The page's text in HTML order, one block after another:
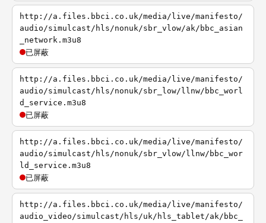
http://a.files.bbci.co.uk/media/live/manifesto/
audio/simulcast/hls/nonuk/sbr_vlow/ak/bbc_asian
_network.m3u8
已屏蔽
http://a.files.bbci.co.uk/media/live/manifesto/
audio/simulcast/hls/nonuk/sbr_low/llnw/bbc_worl
d_service.m3u8
已屏蔽
http://a.files.bbci.co.uk/media/live/manifesto/
audio/simulcast/hls/nonuk/sbr_vlow/llnw/bbc_wor
ld_service.m3u8
已屏蔽
http://a.files.bbci.co.uk/media/live/manifesto/
audio_video/simulcast/hls/uk/hls_tablet/ak/bbc_